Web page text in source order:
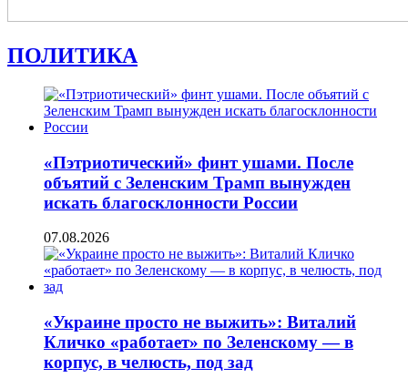
ПОЛИТИКА
«Пэтриотический» финт ушами. После
объятий с Зеленским Трамп вынужден
искать благосклонности России
07.08.2026
«Украине просто не выжить»: Виталий
Кличко «работает» по Зеленскому — в
корпус, в челюсть, под зад